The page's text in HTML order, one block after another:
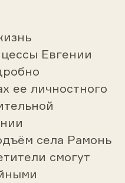
Евгении
ее личностного
села Рамонь
смогут